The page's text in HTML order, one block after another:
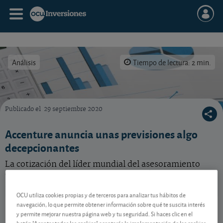
Análisis Tiempo de lectura: 2 min.
Publicado el 29 septiembre 2020
Accenture anuncia unas previsiones algo
decepcionantes
La cotización del líder mundial del asesoramiento
Accenture
IE00B4BNMY34
175,72 USD
OCU utiliza cookies propias y de terceros para analizar tus hábitos de
navegación, lo que permite obtener información sobre qué te suscita interés
y permite mejorar nuestra página web y tu seguridad. Si haces clic en el